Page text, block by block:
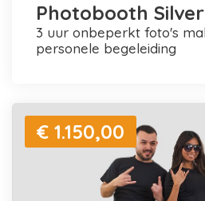
Photobooth Silver
3 uur onbeperkt foto's maken en printen +
personele begeleiding
€ 1.150,00